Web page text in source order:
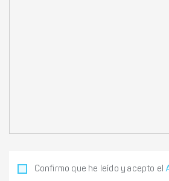
Confirmo que he leído y acepto el